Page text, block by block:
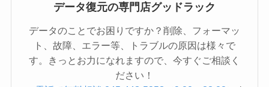
データ復元の専門店グッドラック
データのことでお困りですか？削除、フォーマッ
ト、故障、エラー等、トラブルの原因は様々で
す。きっとお力になれますので、今すぐご相談く
ださい！